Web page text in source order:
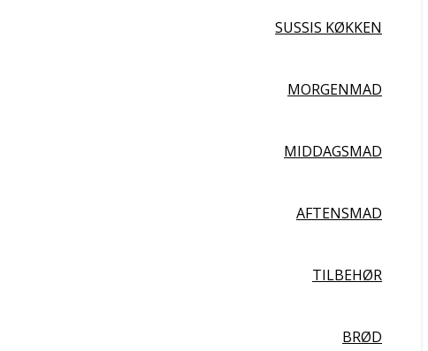
SUSSIS KØKKEN
MORGENMAD
MIDDAGSMAD
AFTENSMAD
TILBEHØR
BRØD